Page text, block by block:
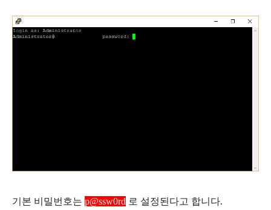
기본 비밀번호는 p@ssw0rd 로 설정된다고 합니다.